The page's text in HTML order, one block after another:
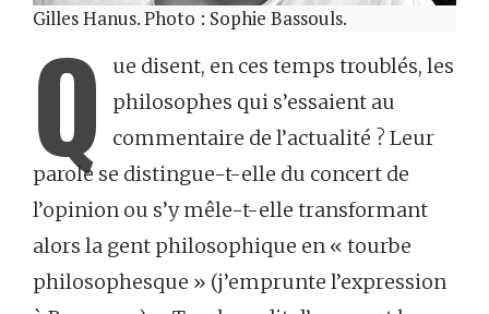
Gilles Hanus. Photo : Sophie Bassouls.
Q
ue disent, en ces temps troublés, les
philosophes qui s’essaient au
commentaire de l’actualité ? Leur
parole se distingue-t-elle du concert de
l’opinion ou s’y mêle-t-elle transformant
alors la gent philosophique en « tourbe
philosophesque » (j’emprunte l’expression